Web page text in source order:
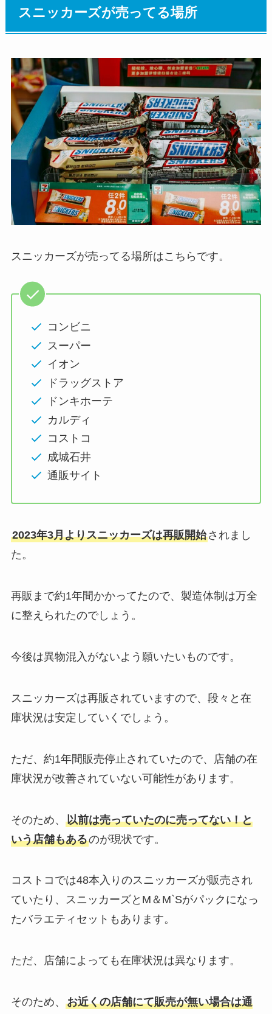
スニッカーズが売ってる場所
スニッカーズが売ってる場所はこちらです。
コンビニ
スーパー
イオン
ドラッグストア
ドンキホーテ
カルディ
コストコ
成城石井
通販サイト
2023年3月よりスニッカーズは再販開始されまし
た。
再販まで約1年間かかってたので、製造体制は万全
に整えられたのでしょう。
今後は異物混入がないよう願いたいものです。
スニッカーズは再販されていますので、段々と在
庫状況は安定していくでしょう。
ただ、約1年間販売停止されていたので、店舗の在
庫状況が改善されていない可能性があります。
そのため、 以前は売っていたのに売ってない！と
いう店舗もあるのが現状です。
コストコでは48本入りのスニッカーズが販売され
ていたり、スニッカーズとM＆M`Sがパックになっ
たバラエティセットもあります。
ただ、店舗によっても在庫状況は異なります。
そのため、 お近くの店舗にて販売が無い場合は通